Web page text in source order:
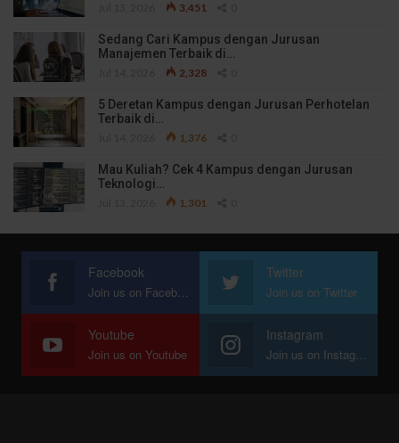
3,451
Sedang Cari Kampus dengan Jurusan
Manajemen Terbaik di…
2,328
5 Deretan Kampus dengan Jurusan Perhotelan
Terbaik di…
1,376
Mau Kuliah? Cek 4 Kampus dengan Jurusan
Teknologi…
1,301
Facebook
Join us on Facebook
Twitter
Join us on Twitter
Youtube
Join us on Youtube
Instagram
Join us on Instagram